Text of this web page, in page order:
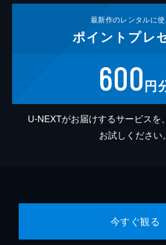
最新作のレンタルに
ポイント プレ
600円
U-NEXTがお届けするサービスを
お試しください。
今すぐ観る